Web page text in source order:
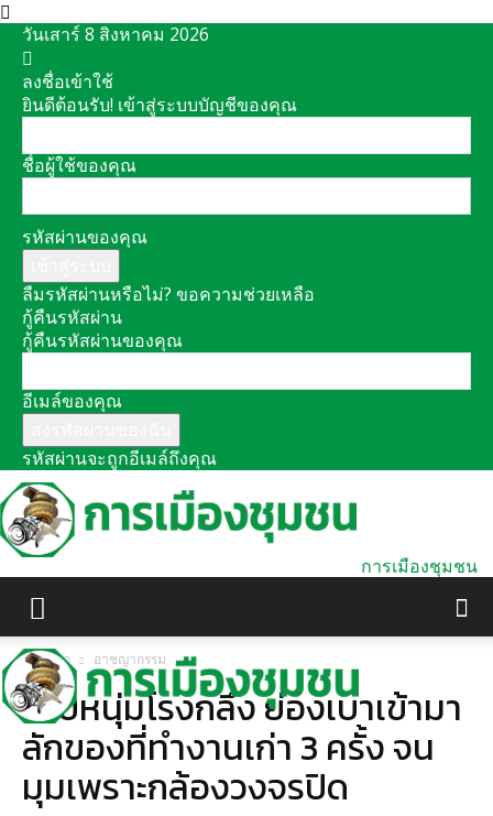
วันเสาร์ 8 สิงหาคม 2026
ลงชื่อเข้าใช้
ยินดีต้อนรับ! เข้าสู่ระบบบัญชีของคุณ
ชื่อผู้ใช้ของคุณ
รหัสผ่านของคุณ
ลืมรหัสผ่านหรือไม่? ขอความช่วยเหลือ
กู้คืนรหัสผ่าน
กู้คืนรหัสผ่านของคุณ
อีเมล์ของคุณ
รหัสผ่านจะถูกอีเมล์ถึงคุณ
การเมืองชุมชน
หน้าแรก อาชญากรรม
รวบหนุ่มโรงกลึง ย่องเบาเข้ามา
ลักของที่ทำงานเก่า 3 ครั้ง จน
มุมเพราะกล้องวงจรปิด